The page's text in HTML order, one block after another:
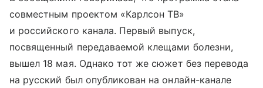
совместным проектом «Карлсон ТВ»
и российского канала. Первый выпуск,
посвященный передаваемой клещами болезни,
вышел 18 мая. Однако тот же сюжет без перевода
на русский был опубликован на онлайн-канале